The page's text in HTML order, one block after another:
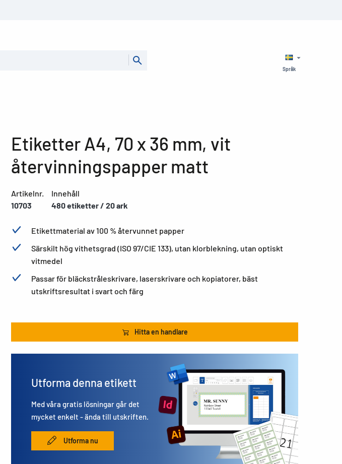
Språk
Etiketter A4, 70 x 36 mm, vit
återvinningspapper matt
Artikelnr.
10703
Innehåll
480 etiketter / 20 ark
Etikettmaterial av 100 % återvunnet papper
Särskilt hög vithetsgrad (ISO 97/CIE 133), utan klorblekning, utan optiskt
vitmedel
Passar för bläckstråleskrivare, laserskrivare och kopiatorer, bäst
utskriftsresultat i svart och färg
Hitta en handlare
Utforma denna etikett
Med våra gratis lösningar går det
mycket enkelt - ända till utskriften.
Utforma nu